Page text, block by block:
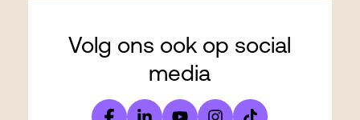
Volg ons ook op social
media